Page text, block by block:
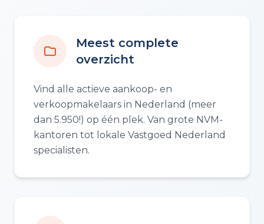
Meest complete
overzicht
Vind alle actieve aankoop- en
verkoopmakelaars in Nederland (meer
dan 5.950!) op één plek. Van grote NVM-
kantoren tot lokale Vastgoed Nederland
specialisten.